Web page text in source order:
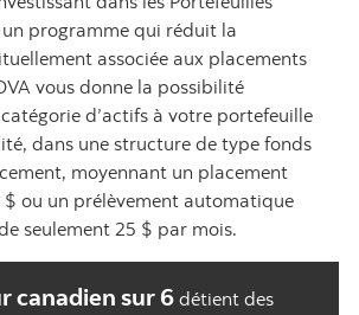
un programme qui réduit la
associée aux placements
vous donne la possibilité
d’actifs à votre portefeuille
dans une structure de type fonds
moyennant un placement
ou un prélèvement automatique
seulement 25 $ par mois.
canadien sur 6 détient des